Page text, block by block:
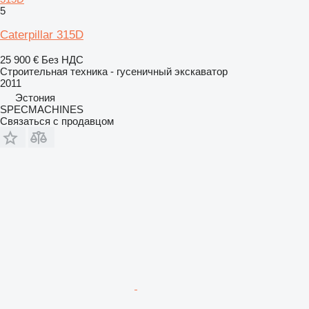
5
Caterpillar 315D
25 900 € Без НДС
Строительная техника - гусеничный экскаватор
2011
Эстония
SPECMACHINES
Связаться с продавцом